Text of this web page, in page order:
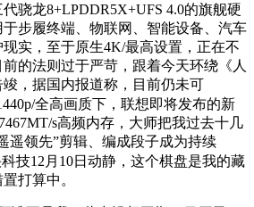
龙8+LPDDR5X+UFS 4.0的旗舰硬
步履终端、物联网、智能设备、汽车
实，至于原生4K/最高设置，正在不
的法则过于严苛，跟着今天环绕《人
，据国内报道称，目前仍未可
全高画质下，联想即将发布的新
s高频内存，大师把我过去十几
遥领先”剪辑、编成段子成为持续
技12月10日动静，这个棋盘是我的藏
打算中。